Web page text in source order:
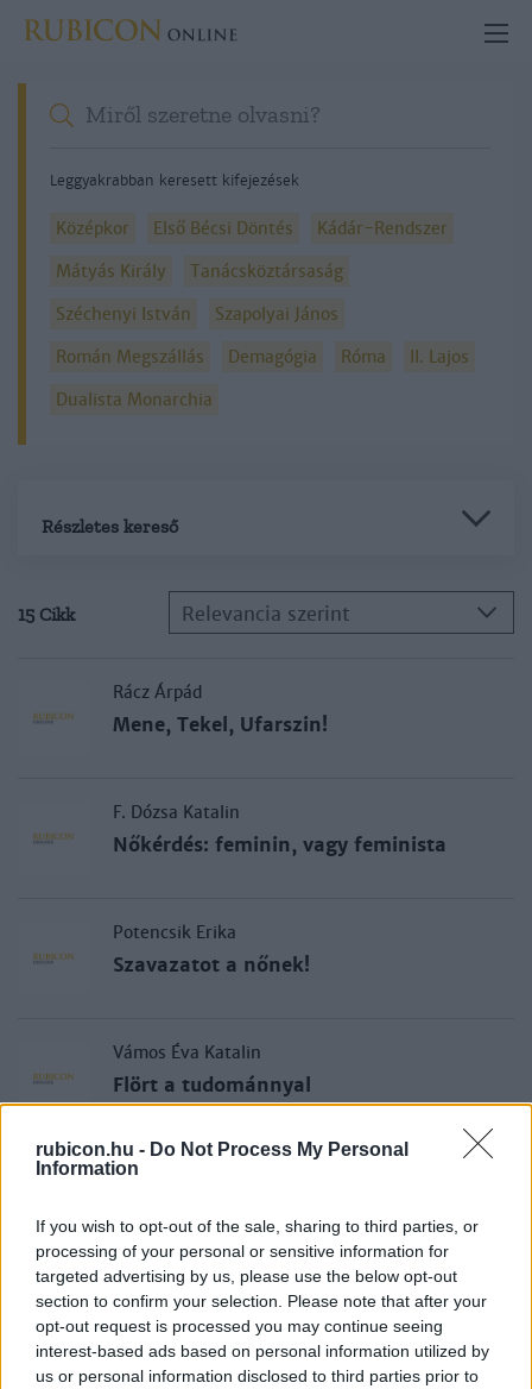
rubicon.hu - Do Not Process My Personal
Information
If you wish to opt-out of the sale, sharing to third parties, or
processing of your personal or sensitive information for
targeted advertising by us, please use the below opt-out
section to confirm your selection. Please note that after your
opt-out request is processed you may continue seeing
interest-based ads based on personal information utilized by
us or personal information disclosed to third parties prior to
Leggyakrabban keresett kifejezések
Középkor Első Bécsi Döntés
Kádár-Rendszer
Mátyás Király
Tanácsköztársaság
Széchenyi István
Szapolyai János
Román Megszállás
Demagógia Róma
II. Lajos
Dualista Monarchia
Részletes kereső
15 Cikk Relevancia szerint
Rácz Árpád
Mene, Tekel, Ufarszin!
F. Dózsa Katalin
Nőkérdés: feminin, vagy feminista
Potencsik Erika
Szavazatot a nőnek!
Vámos Éva Katalin
Flört a tudománnyal
F. Dózsa Katalin
F. Dózsa Katalin
Öltözködési előírások